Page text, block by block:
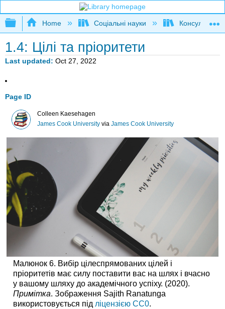
Expand/collapse global hierarchy
Home Соціальні науки
1.4: Цілі та пріоритети
Last updated Oct 27, 2022
Page ID
Colleen Kaesehagen
James Cook Universityvia James Cook University
Малюнок 6. Вибір цілеспрямованих цілей і
пріоритетів має силу поставити вас на шлях і вчасно
у вашому шляху до академічного успіху. (2020).
Примітка. Зображення Sajith Ranatunga
використовується під ліцензією CC0.